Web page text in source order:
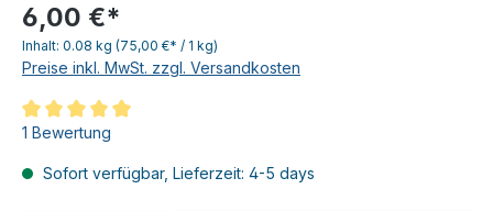
6,00 €*
Inhalt: 0.08 kg (75,00 €* / 1 kg)
Preise inkl. MwSt. zzgl. Versandkosten
Durchschnittliche Bewertung von 5 von 5 Sternen
1 Bewertung
Sofort verfügbar, Lieferzeit: 4-5 days